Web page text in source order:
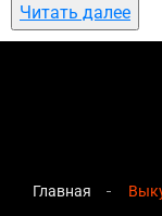
потенциальными
ожидание. С нами
Почему
авто после
Читать далее
Главная